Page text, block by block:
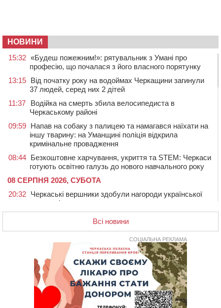
НОВИНИ
15:32 «Будеш пожежним!»: рятувальник з Умані про
професію, що почалася з його власного порятунку
13:15 Від початку року на водоймах Черкащини загинули
37 людей, серед них 2 дітей
11:37
Водійка на смерть збила велосипедиста в
Черкаському районі
09:59 Напав на собаку з палицею та намагався наїхати на
іншу тварину: на Уманщині поліція відкрила
кримінальне провадження
08:44 Безкоштовне харчування, укриття та STEM: Черкаси
готують освітню галузь до нового навчального року
08 СЕРПНЯ 2026, СУБОТА
20:32 Черкаські вершники здобули нагороди української
першості
На Уманщині експосадовицю відділу освіти
судитимуть через завдані бюджету збитки
У Єрках прощатимуться з полеглим на Курщині
стрільцем ДШВ
Апеляційний суд підтвердив стягнення майже 250
тис. грн шкоди за незаконний вилов риби
У Черкасах за ніч виявили 15 порушників
комендантської години та 10 нетверезих водіїв
Всі новини
СОЦІАЛЬНА РЕКЛАМА